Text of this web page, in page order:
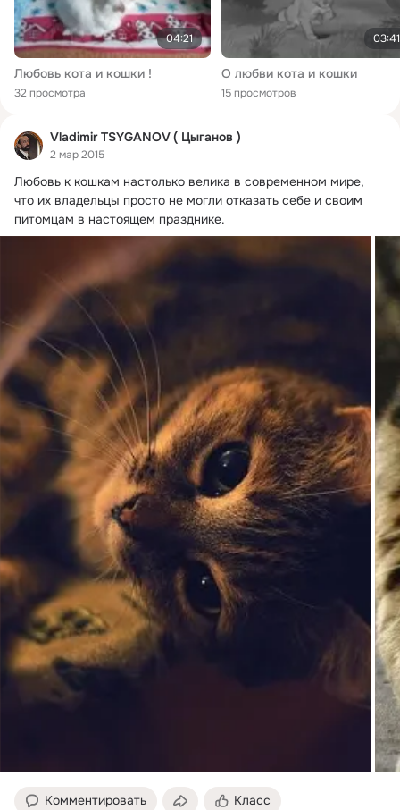
04:21
Любовь кота и кошки !
32 просмотра
03:41
О любви кота и кошки
15 просмотров
Vladimir TSYGANOV ( Цыганов )
2 мар 2015
Любовь к кошкам настолько велика в современном мире,
что их владельцы просто не могли отказать себе и своим
питомцам в настоящем празднике.
Комментировать Класс